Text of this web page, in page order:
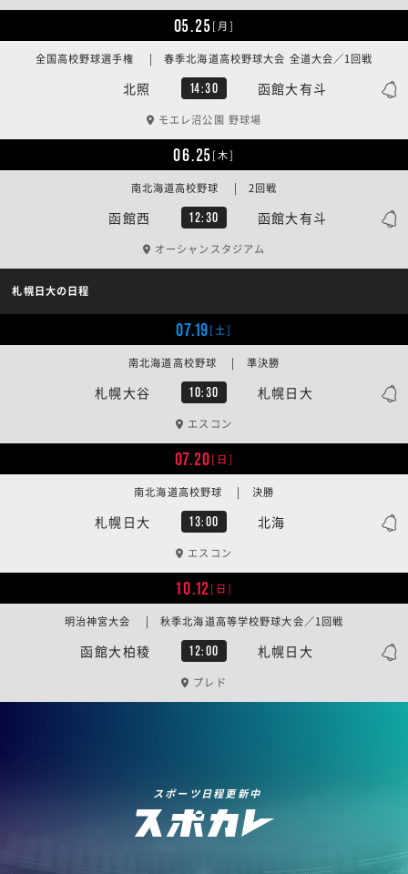
05.25[月]
北照 14:30 函館大有斗
全国高校野球選手権 | 春季北海道高校野球大会 全道大会／1回戦
モエレ沼公園 野球場
06.25[木]
函館西 12:30 函館大有斗
南北海道高校野球 | 2回戦
オーシャンスタジアム
札幌日大の日程
07.19[土]
札幌大谷 10:30 札幌日大
南北海道高校野球 | 準決勝
エスコン
07.20[日]
札幌日大 13:00 北海
南北海道高校野球 | 決勝
エスコン
10.12[日]
函館大柏稜 12:00 札幌日大
明治神宮大会 | 秋季北海道高等学校野球大会／1回戦
プレド
スポーツ日程更新中